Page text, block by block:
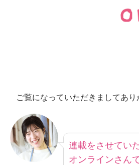
ご覧になっていただきましてあり
連載をさせてい
オンラインさん